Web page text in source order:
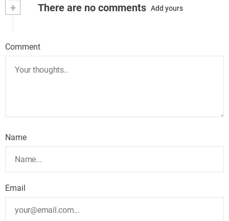
+ There are no comments Add yours
Comment
Name
Email